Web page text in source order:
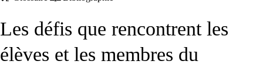
Les défis que rencontrent les
élèves et les membres du